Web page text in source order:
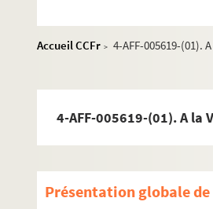
Accueil CCFr > 4-AFF-005619-(01).
4-AFF-005619-(01). A la
Présentation globale
16e arrondissement
18e arrondissement
19e arrondissement
Bouffon théâtre